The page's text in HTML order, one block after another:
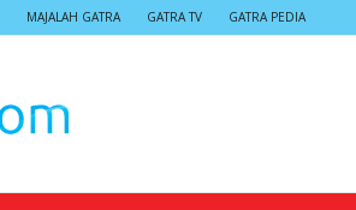
MAJALAH GATRA GATRA TV GATRA PEDIA